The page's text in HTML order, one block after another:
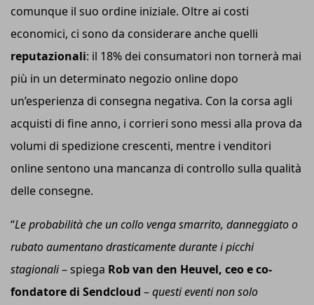
comunque il suo ordine iniziale. Oltre ai costi
economici, ci sono da considerare anche quelli
reputazionali: il 18% dei consumatori non tornerà mai
più in un determinato negozio online dopo
un’esperienza di consegna negativa. Con la corsa agli
acquisti di fine anno, i corrieri sono messi alla prova da
volumi di spedizione crescenti, mentre i venditori
online sentono una mancanza di controllo sulla qualità
delle consegne.
“Le probabilità che un collo venga smarrito, danneggiato o
rubato aumentano drasticamente durante i picchi
stagionali– spiega Rob van den Heuvel, ceoe co-
fondatore di Sendcloud –questi eventi non solo